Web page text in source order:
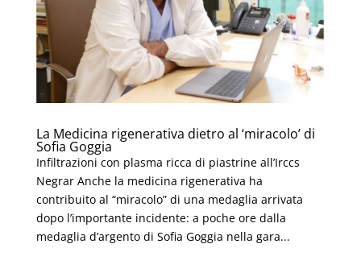
La Medicina rigenerativa dietro al ‘miracolo’ di
Sofia Goggia
Infiltrazioni con plasma ricca di piastrine all’Irccs
Negrar Anche la medicina rigenerativa ha
contribuito al “miracolo” di una medaglia arrivata
dopo l’importante incidente: a poche ore dalla
medaglia d’argento di Sofia Goggia nella gara...